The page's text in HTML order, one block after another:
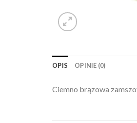
OPIS OPINIE (0)
Ciemno brązowa